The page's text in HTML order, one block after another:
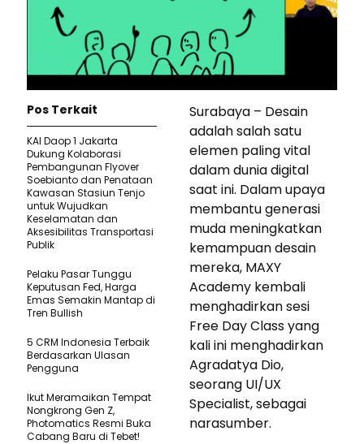
Surabaya – Desain
adalah salah satu
elemen paling vital
dalam dunia digital
saat ini. Dalam upaya
membantu generasi
muda meningkatkan
kemampuan desain
mereka, MAXY
Academy kembali
menghadirkan sesi
Free Day Class yang
kali ini menghadirkan
Agradatya Dio,
seorang UI/UX
Specialist, sebagai
narasumber.
Pos Terkait
KAI Daop 1 Jakarta
Dukung Kolaborasi
Pembangunan Flyover
Soebianto dan Penataan
Kawasan Stasiun Tenjo
untuk Wujudkan
Keselamatan dan
Aksesibilitas Transportasi
Publik
Pelaku Pasar Tunggu
Keputusan Fed, Harga
Emas Semakin Mantap di
Tren Bullish
5 CRM Indonesia Terbaik
Berdasarkan Ulasan
Pengguna
Ikut Meramaikan Tempat
Nongkrong Gen Z,
Photomatics Resmi Buka
Cabang Baru di Tebet!